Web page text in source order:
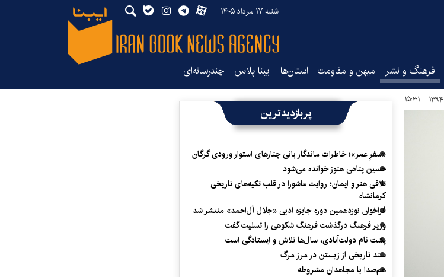
شنبه ۱۷ مرداد ۱۴۰۵
فرهنگ و نشر میهن و مقاومت استان‌ها ایبنا پلاس چندرسانه‌ای
پربازدیدترین
«سفرِ عمر»؛ خاطرات ماندگار بانی چنارهای استوار ورودی گرگان
حسین پناهی هنوز خوانده می‌شود
تلاقی هنر و ایمان؛ روایت عاشورا در قلب تکیه‌های تاریخی
کرمانشاه
فراخوان نوزدهمین دوره جایزه ادبی «جلال آل‌احمد» منتشر شد
وزیر فرهنگ درگذشت فرهنگ شکوهی را تسلیت گفت
پشت نام دولت‌آبادی، سال‌ها تلاش و ایستادگی است
سند تاریخی از زیستن در مرز مرگ
هم‌صدا با مجاهدان مشروطه